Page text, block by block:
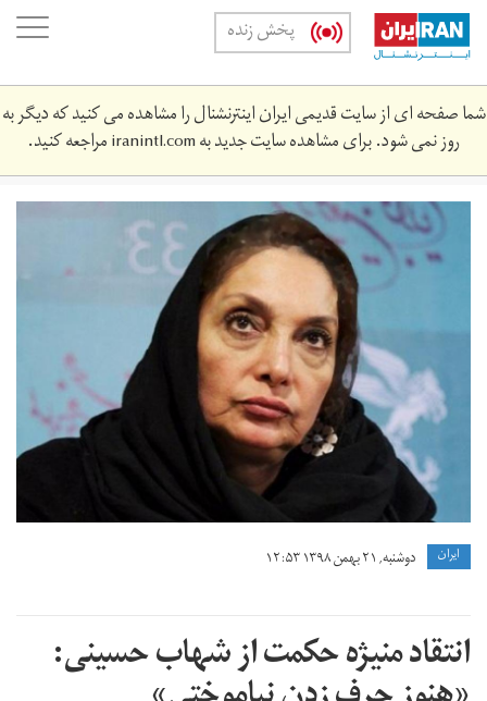
Skip
main
content
پخش زنده
شما صفحه ای از سایت قدیمی ایران اینترنشنال را مشاهده می کنید که دیگر به
روز نمی شود. برای مشاهده سایت جدید بهiranintl.comمراجعه کنید.
96-
10-
1.jpg
ايران دوشنبه, ۲۱ بهمن ۱۳۹۸ ۱۲:۵۳
انتقاد منیژه حکمت از شهاب حسینی: